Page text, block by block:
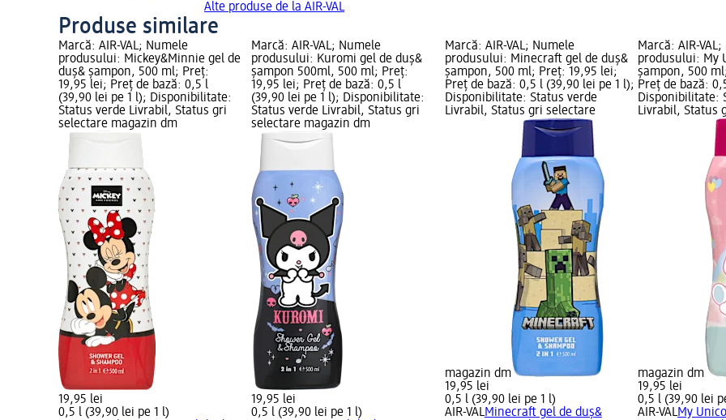
Alte produse de la AIR-VAL
Produse similare
Marcă: AIR-VAL; Numele
produsului: Mickey&Minnie gel de
duș& șampon, 500 ml; Preț:
19,95 lei; Preț de bază: 0,5 l
(39,90 lei pe 1 l); Disponibilitate:
Status verde Livrabil, Status gri
selectare magazin dm
19,95 lei
0,5 l (39,90 lei pe 1 l)
Marcă: AIR-VAL; Numele
produsului: Kuromi gel de duș&
șampon 500ml, 500 ml; Preț:
19,95 lei; Preț de bază: 0,5 l
(39,90 lei pe 1 l); Disponibilitate:
Status verde Livrabil, Status gri
selectare magazin dm
19,95 lei
0,5 l (39,90 lei pe 1 l)
Marcă: AIR-VAL; Numele
produsului: Minecraft gel de duș&
șampon, 500 ml; Preț: 19,95 lei;
Preț de bază: 0,5 l (39,90 lei pe 1 l);
Disponibilitate: Status verde
Livrabil, Status gri selectare
magazin dm
19,95 lei
0,5 l (39,90 lei pe 1 l)
AIR-VALMinecraft gel de duș&
Marcă: AIR-
produsului: My
șampon, 500
Preț de bază:
Disponibilitate:
Livrabil, Status
magazin dm
19,95 lei
0,5 l (39,90 lei
AIR-VALMy